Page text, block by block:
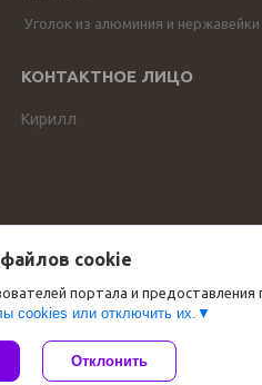
Уголок из алюминия и нержавейки
Кирилл
платформе Deal.by
файлов cookies
cookie
портала и
cookies или отключить их.
Отклонить